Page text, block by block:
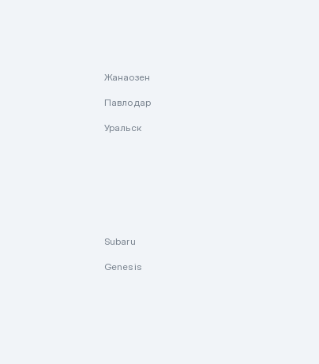
Жанаозен
Павлодар
Уральск
Subaru
Genesis